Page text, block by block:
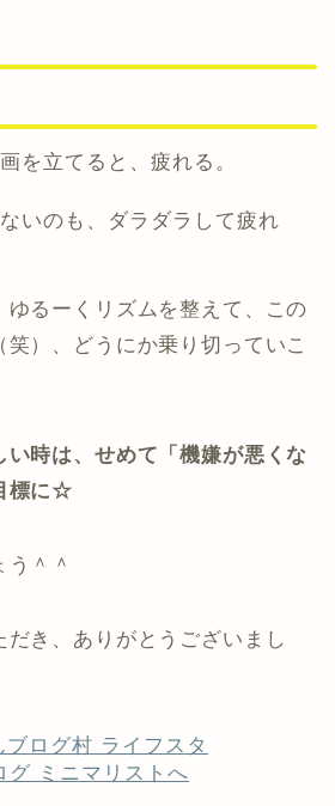
を立てると、疲れる。
いのも、ダラダラして疲れ
ゆるーくリズムを整えて、この
（笑） 、どうにか乗り切っていこ
い時は、せめて「機嫌が悪くな
標に☆
＾＾
き、ありがとうございまし